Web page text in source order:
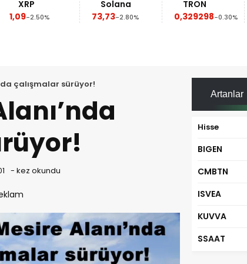
XRP
1,09-2.50%
Solana
73,73-2.80%
TRON
0,329298-0.30%
çalışmalar sürüyor!
- kez okundu
Artanlar
Hisse
BIGEN
CMBTN
ISVEA
KUVVA
SSAAT